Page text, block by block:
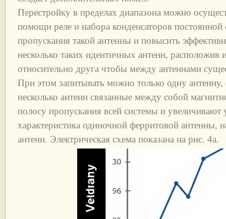
Перестройку в пределах диапазона можно
помощи реле и набора конденсаторов
пропускания такой антенны и повысить
несколько таких идентичных антенн, расположив
относительно друга чтобы между антеннами
При этом запитывать можно только одну антенну,
несколько антенн связанные между собой
полосу пропускания всей системы и увеличивают
характеристика одиночной ферритовой антенны,
антенн. Электрическая схема показана на рис. 4а.